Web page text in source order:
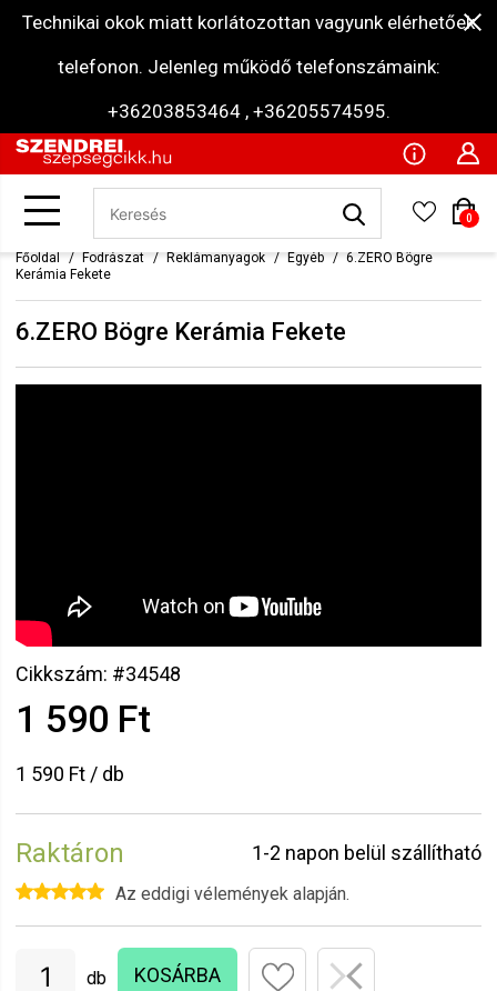
Technikai okok miatt korlátozottan vagyunk elérhetőek
telefonon. Jelenleg működő telefonszámaink:
+36203853464 , +36205574595.
0
Főoldal Fodrászat Reklámanyagok Egyéb
6.ZERO Bögre
Kerámia Fekete
6.ZERO Bögre Kerámia Fekete
Cikkszám: #34548
1 590 Ft
1 590 Ft / db
Raktáron 1-2 napon belül szállítható
Az eddigi vélemények alapján.
db KOSÁRBA